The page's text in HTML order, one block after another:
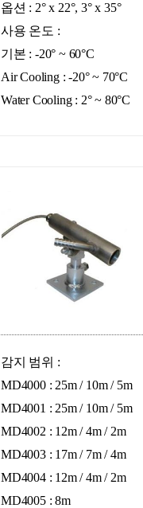
옵션 : 2° x 22°, 3° x 35°
사용 온도 :
기본 : -20° ~ 60°C
Air Cooling : -20° ~ 70°C
Water Cooling : 2° ~ 80°C
감지 범위 :
MD4000 : 25m / 10m / 5m
MD4001 : 25m / 10m / 5m
MD4002 : 12m / 4m / 2m
MD4003 : 17m / 7m / 4m
MD4004 : 12m / 4m / 2m
MD4005 : 8m